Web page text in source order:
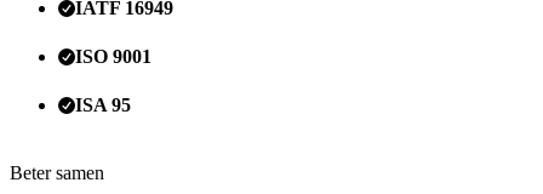
IATF 16949
ISO 9001
ISA 95
Beter samen